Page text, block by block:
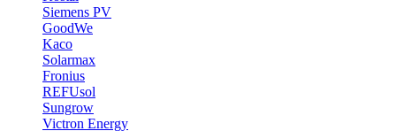
Siemens PV
GoodWe
Kaco
Solarmax
Fronius
REFUsol
Sungrow
Victron Energy